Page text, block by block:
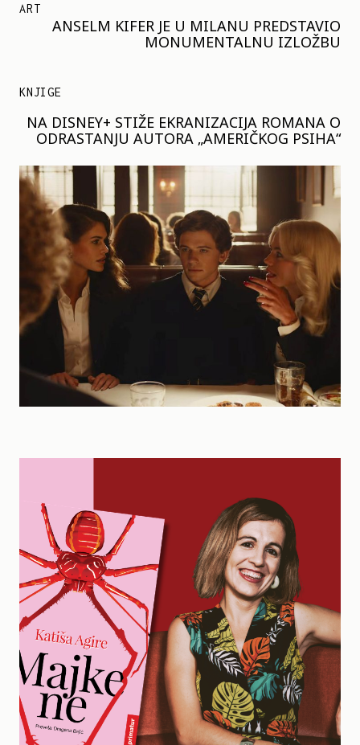
ART
ANSELM KIFER JE U MILANU PREDSTAVIO
MONUMENTALNU IZLOŽBU
KNJIGE
NA DISNEY+ STIŽE EKRANIZACIJA ROMANA O
ODRASTANJU AUTORA „AMERIČKOG PSIHA“